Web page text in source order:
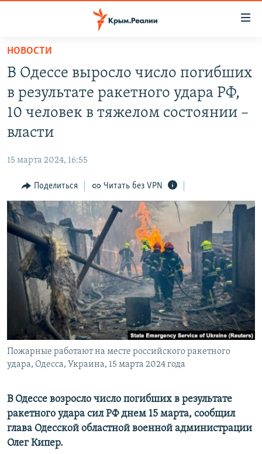
Вернуться
основному
содержанию
Вернутся
главной
Вернутся
поиску
СПЕЦПРОЕКТЫ
ВОДА
ИНТЕРАКТИВ
ИНФОГРАФИКА
ТЕЛЕПРОЕКТ КРЫМ.РЕАЛИИ
СОВЕТЫ ПРАВОЗАЩИТНИКОВ
ПРОПАВШИЕ БЕЗ ВЕСТИ
ПОБЕДИТЕЛЕЙ НЕ СУДЯТ?
КРЫМ.НЕПОКОРЕННЫЙ
ELIFBE
УКРАИНСКАЯ ПРОБЛЕМА КРЫМА
РАДІО СВОБОДА
КАК ОБОЙТИ БЛОКИРОВКУ
Українською
Qırımtatar
ПРИСОЕДИНЯЙТЕСЬ!
Все сайты RFE/RL
НОВОСТИ
В Одессе выросло число погибших
в результате ракетного удара РФ,
10 человек в тяжелом состоянии –
власти
15 марта 2024, 16:55
Поделиться Читать без VPN
Пожарные работают на месте российского ракетного
удара, Одесса, Украина, 15 марта 2024 года
В Одессе возросло число погибших в результате
ракетного удара сил РФ днем 15 марта, сообщил
глава Одесской областной военной администрации
Олег Кипер.